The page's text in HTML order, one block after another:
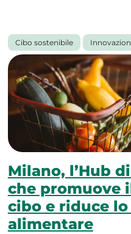
Cibo sostenibile
Milano, l’Hub
che promuove
cibo e riduce lo
alimentare